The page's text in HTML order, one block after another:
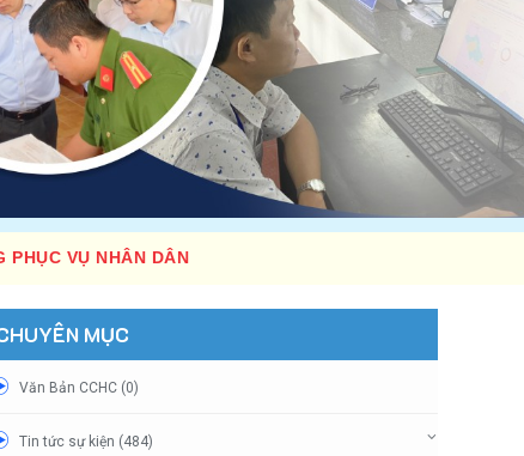
PHỤC VỤ NHÂN DÂN
MỤC
Văn Bản CCHC (0)
Tin tức sự kiện (484)